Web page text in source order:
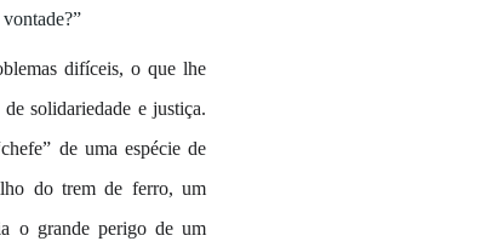
difíceis, o que lhe
solidariedade e justiça.
de uma espécie de
do trem de ferro, um
o grande perigo de um